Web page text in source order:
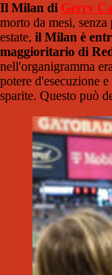
Il Milan di Gerry
morto da mesi,
estate, il Milan è
maggioritario di
nell'organigramma
potere d'esecuzione
sparite. Questo può